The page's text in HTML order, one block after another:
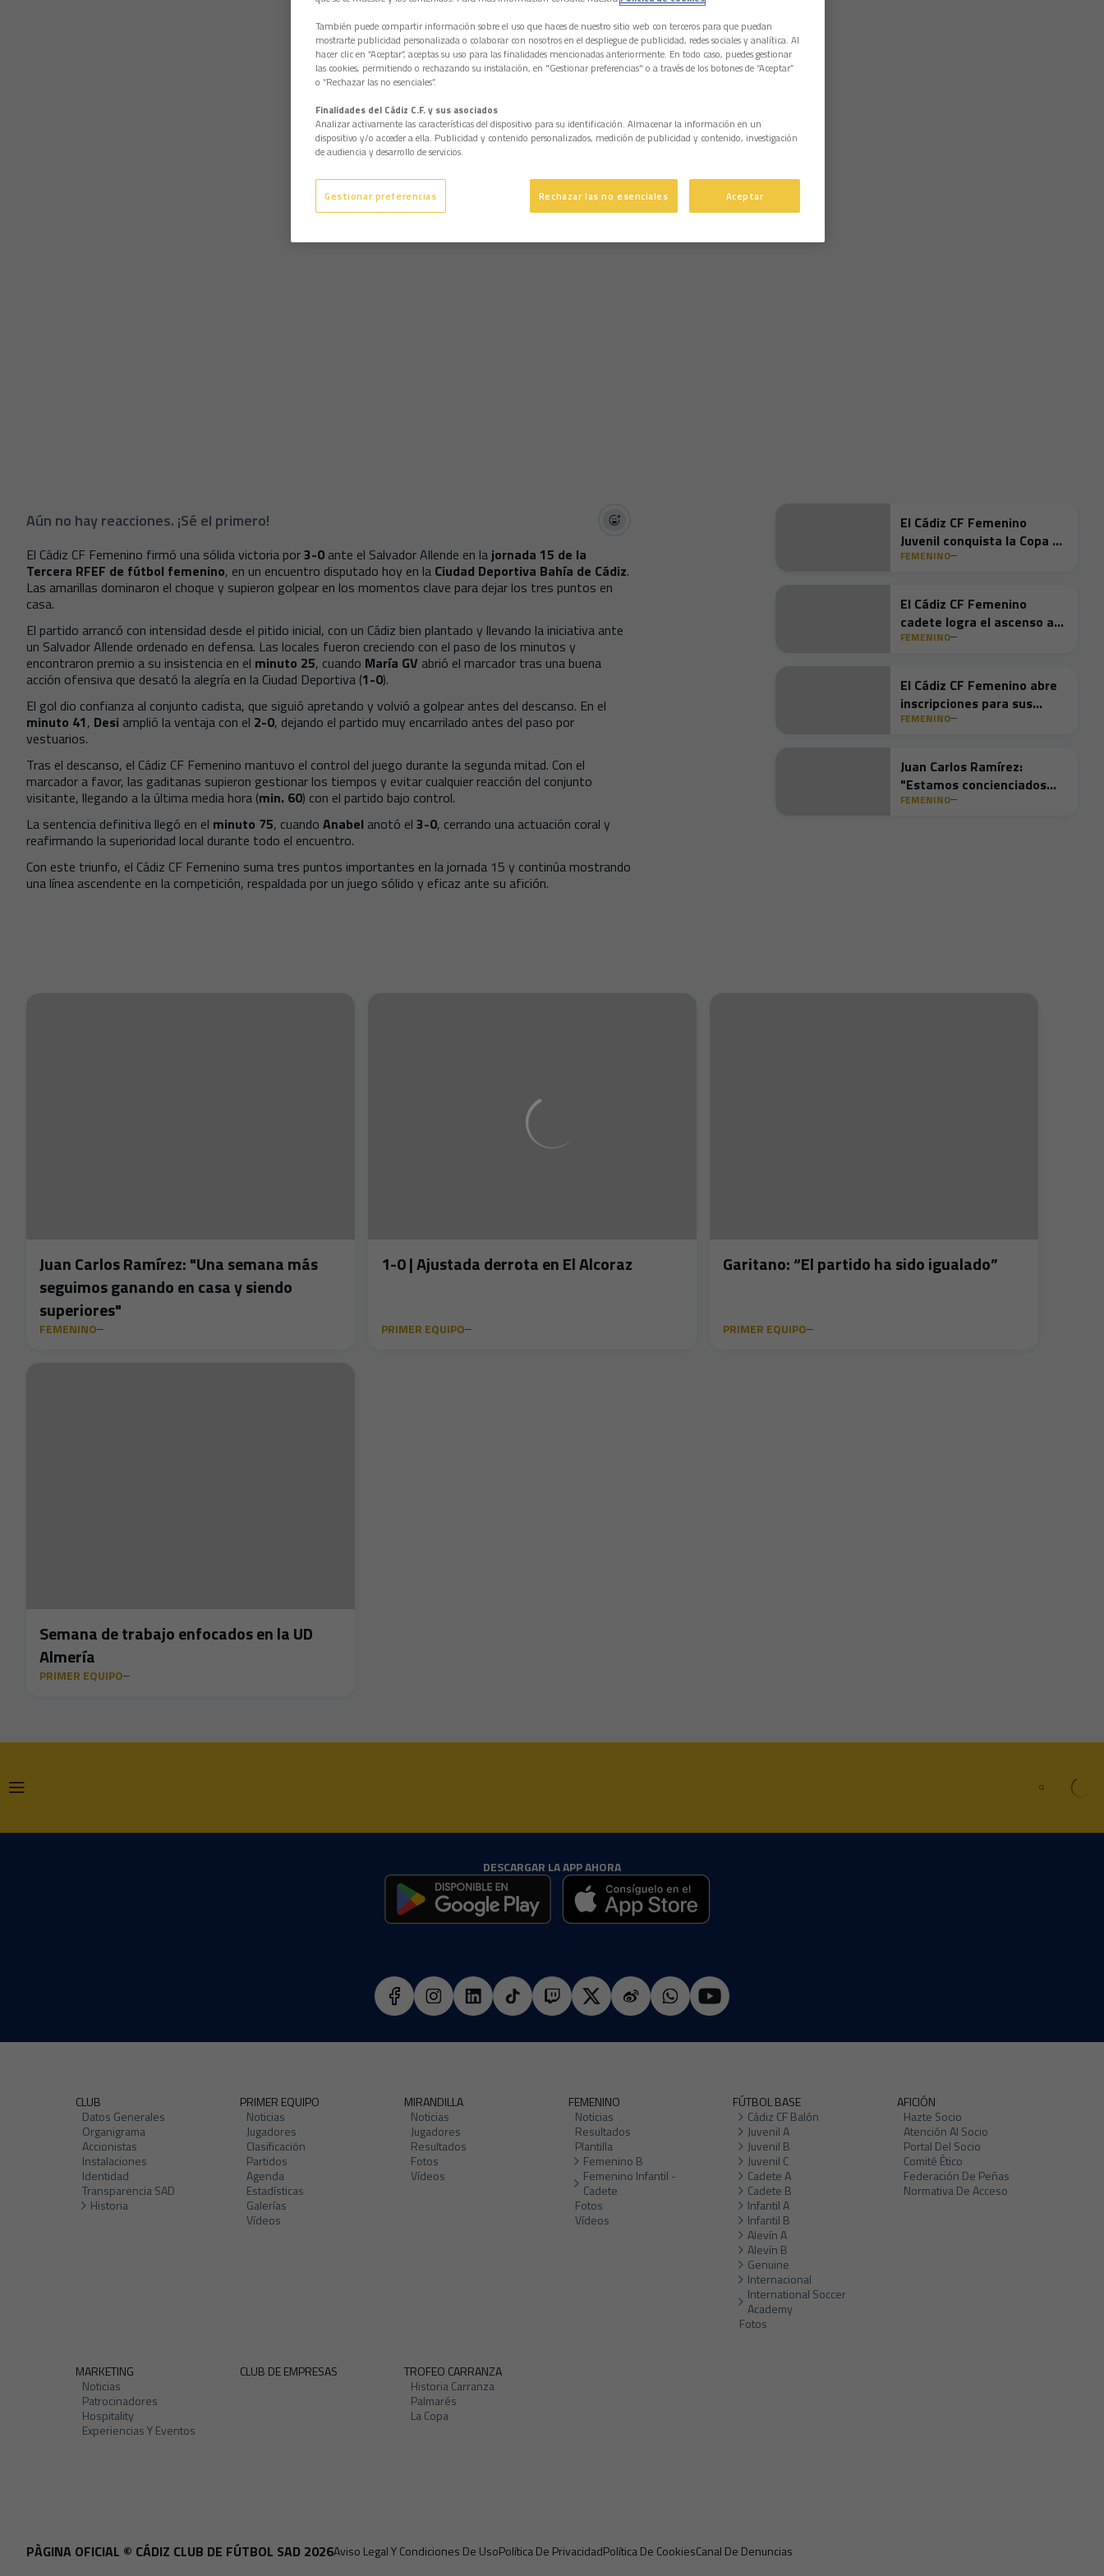
Aún no hay reacciones. ¡Sé el primero!
El Cádiz CF Femenino firmó una sólida victoria por3-0 ante el Salvador Allende en la jornada 15 de la
Tercera RFEF de fútbol femenino, en un encuentro disputado hoy en la Ciudad Deportiva Bahía de Cádiz.
Las amarillas dominaron el choque y supieron golpear en los momentos clave para dejar los tres puntos en
casa.
El partido arrancó con intensidad desde el pitido inicial, con un Cádiz bien plantado y llevando la iniciativa ante
un Salvador Allende ordenado en defensa. Las locales fueron creciendo con el paso de los minutos y
encontraron premio a su insistencia en el minuto 25, cuando María GV abrió el marcador tras una buena
acción ofensiva que desató la alegría en la Ciudad Deportiva (1-0).
El gol dio confianza al conjunto cadista, que siguió apretando y volvió a golpear antes del descanso. En el
minuto 41, Desi amplió la ventaja con el 2-0, dejando el partido muy encarrilado antes del paso por
vestuarios.
Tras el descanso, el Cádiz CF Femenino mantuvo el control del juego durante la segunda mitad. Con el
marcador a favor, las gaditanas supieron gestionar los tiempos y evitar cualquier reacción del conjunto
visitante, llegando a la última media hora (min. 60) con el partido bajo control.
La sentencia definitiva llegó en el minuto 75, cuando Anabel anotó el 3-0, cerrando una actuación coral y
reafirmando la superioridad local durante todo el encuentro.
Con este triunfo, el Cádiz CF Femenino suma tres puntos importantes en la jornada 15 y continúa mostrando
una línea ascendente en la competición, respaldada por un juego sólido y eficaz ante su afición.
El Cádiz CF Femenino
Juvenil conquista la Copa de
Andalucía
FEMENINO
El Cádiz CF Femenino
cadete logra el ascenso a
Primera Andaluza
FEMENINO
El Cádiz CF Femenino abre
inscripciones para sus
jornadas de captación
FEMENINO
Juan Carlos Ramírez:
"Estamos concienciados
para intentar ganar
FEMENINO
Juan Carlos Ramírez: "Una semana más
seguimos ganando en casa y siendo
superiores"
FEMENINO
1-0 | Ajustada derrota en El Alcoraz
PRIMER EQUIPO
Garitano: “El partido ha sido igualado”
PRIMER EQUIPO
Semana de trabajo enfocados en la UD
Almería
PRIMER EQUIPO
DESCARGAR LA APP AHORA
CLUB
Datos Generales
Organigrama
Accionistas
Instalaciones
Identidad
Transparencia SAD
Historia
PRIMER EQUIPO
Noticias
Jugadores
Clasificación
Partidos
Agenda
Estadísticas
Galerías
Vídeos
MIRANDILLA
Noticias
Jugadores
Resultados
Fotos
Vídeos
FEMENINO
Noticias
Resultados
Plantilla
Femenino B
Femenino Infantil -
Cadete
Fotos
Vídeos
FÚTBOL BASE
Cádiz CF Balón
Juvenil A
Juvenil B
Juvenil C
Cadete A
Cadete B
Infantil A
Infantil B
Alevín A
Alevín B
Genuine
Internacional
International Soccer
Academy
Fotos
AFICIÓN
Hazte Socio
Atención Al Socio
Portal Del Socio
Comité Ético
Federación De Peñas
Normativa De Acceso
MARKETING
Noticias
Patrocinadores
Hospitality
Experiencias Y Eventos
CLUB DE EMPRESAS
TROFEO CARRANZA
Historia Carranza
Palmarés
La Copa
Aviso Legal Y Condiciones De UsoPolítica De PrivacidadPolítica De CookiesCanal De Denuncias
PÀGINA OFICIAL © CÁDIZ CLUB DE FÚTBOL SAD 2026
También puede compartir información sobre el uso que haces de nuestro sitio web con terceros para que puedan
mostrarte publicidad personalizada o colaborar con nosotros en el despliegue de publicidad, redes sociales y analítica. Al
hacer clic en “Aceptar”, aceptas su uso para las finalidades mencionadas anteriormente. En todo caso, puedes gestionar
las cookies, permitiendo o rechazando su instalación, en "Gestionar preferencias" o a través de los botones de “Aceptar”
o “Rechazar las no esenciales”.
Finalidades del Cádiz C.F. y sus asociados
Analizar activamente las características del dispositivo para su identificación. Almacenar la información en un
dispositivo y/o acceder a ella. Publicidad y contenido personalizados, medición de publicidad y contenido, investigación
de audiencia y desarrollo de servicios.
Gestionar preferencias Rechazar las no esenciales Aceptar